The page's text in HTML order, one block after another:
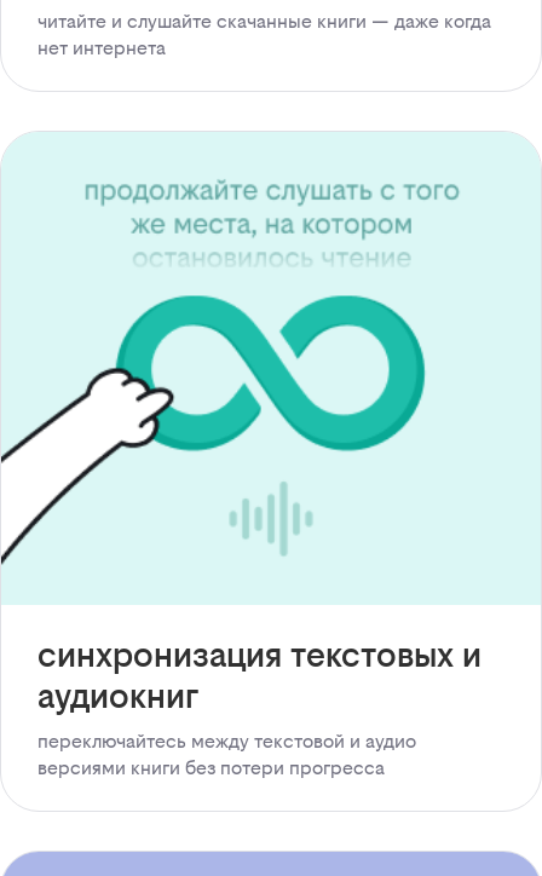
читайте и слушайте скачанные книги — даже когда
нет интернета
синхронизация текстовых и
аудиокниг
переключайтесь между текстовой и аудио
версиями книги без потери прогресса